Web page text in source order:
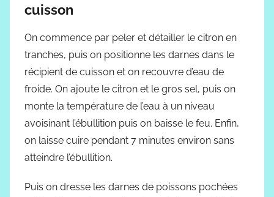
cuisson
On commence par peler et détailler le citron en
tranches, puis on positionne les darnes dans le
récipient de cuisson et on recouvre d’eau de
froide. On ajoute le citron et le gros sel, puis on
monte la température de l’eau à un niveau
avoisinant l’ébullition puis on baisse le feu. Enfin,
on laisse cuire pendant 7 minutes environ sans
atteindre l’ébullition.
Puis on dresse les darnes de poissons pochées